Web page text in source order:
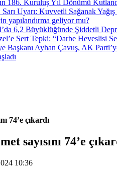
186. Kuruluş Yıl Dönümü
Uyarı: Kuvvetli Sağanak
yapılandırma geliyor mu?
6,2 Büyüklüğünde Şiddetli
Sert Tepki: “Darbe Heveslisi
Başkanı Ayhan Çavuş, AK
74’e çıkardı
sayısını 74’e
10:36